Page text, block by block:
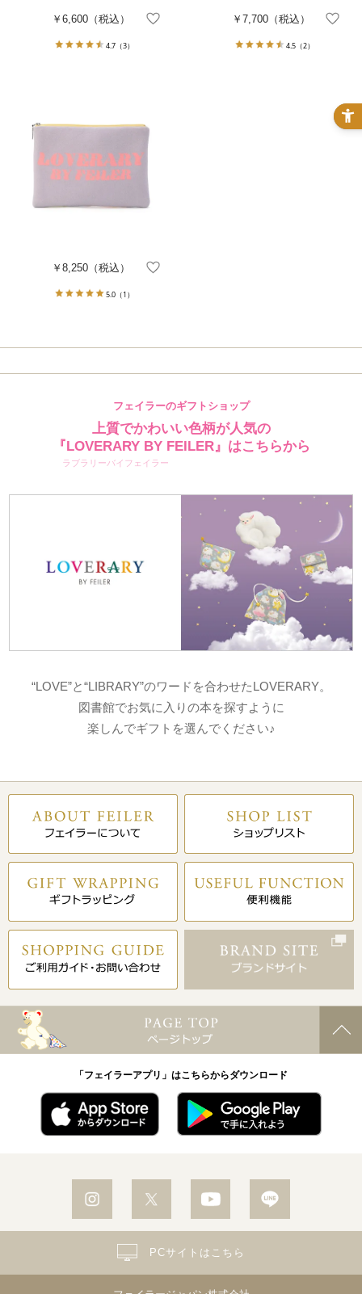
￥6,600 （税込）
4.7 （3）
￥7,700（税込）
4.5（2）
￥8,250 （税込）
5.0 （1）
フェイラーのギフトショップ
上質でかわいい色柄が人気の
『LOVERARY BY FEILER』はこちらから
ラブラリーバイフェイラー
“LOVE”と“LIBRARY”のワードを合わせたLOVERARY。
図書館でお気に入りの本を探すように
楽しんでギフトを選んでください♪
「フェイラーアプリ」はこちらからダウンロード
PCサイトはこちら